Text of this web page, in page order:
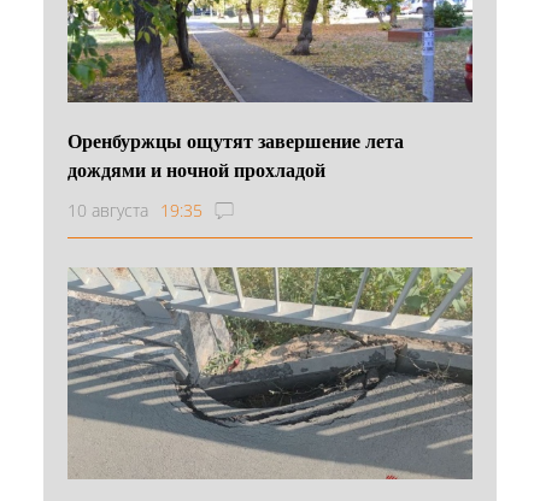
Оренбуржцы ощутят завершение лета
дождями и ночной прохладой
10 августа 19:35